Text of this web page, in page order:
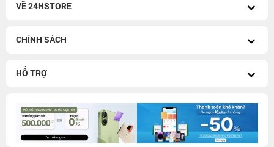
VỀ 24HSTORE
CHÍNH SÁCH
HỖ TRỢ